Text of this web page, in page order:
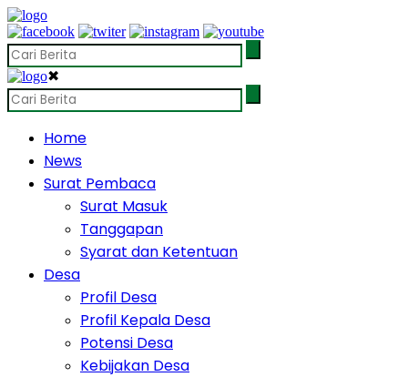
✖
Home
News
Surat Pembaca
Surat Masuk
Tanggapan
Syarat dan Ketentuan
Desa
Profil Desa
Profil Kepala Desa
Potensi Desa
Kebijakan Desa